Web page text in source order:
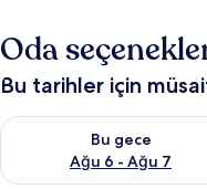
Oda
Bu tarihler için
Bu gece
Ağu 6 - Ağu 7
Bu gece için müsaitliği